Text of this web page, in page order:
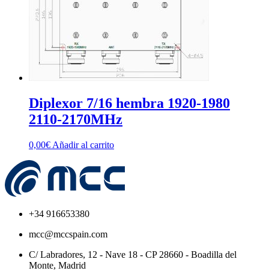
Diplexor 7/16 hembra 1920-1980
2110-2170MHz
0,00€ Añadir al carrito
+34 916653380
mcc@mccspain.com
C/ Labradores, 12 - Nave 18 - CP 28660 - Boadilla del
Monte, Madrid